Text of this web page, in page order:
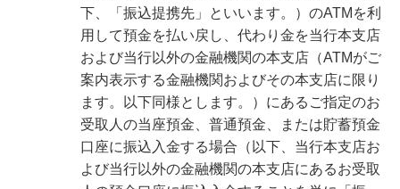
みずほ変動金利定期預金（自動解約方式）規定
みずほ期日指定定期預金（自動継続方式）規定
みずほ期日指定定期預金（自動解約方式）規定
定期預金共通規定
下、「振込提携先」といいます。）のATMを利
用して預金を払い戻し、代わり金を当行本支店
および当行以外の金融機関の本支店（ATMがご
案内表示する金融機関およびその本支店に限り
ます。以下同様とします。）にあるご指定のお
受取人の当座預金、普通預金、または貯蓄預金
口座に振込入金する場合（以下、当行本支店お
よび当行以外の金融機関の本支店にあるお受取